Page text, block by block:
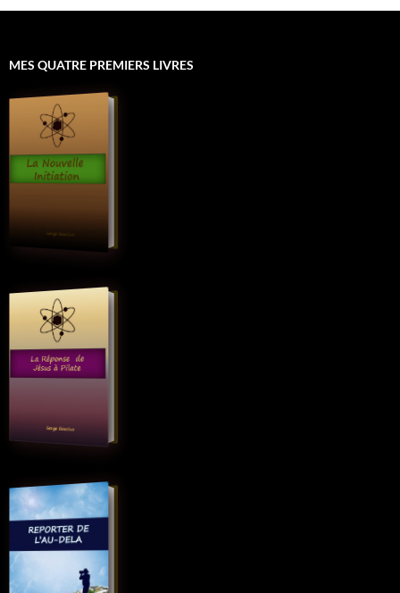
MES QUATRE PREMIERS LIVRES